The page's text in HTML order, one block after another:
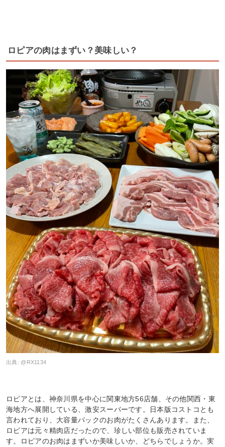
ロピアの肉はまずい？美味しい？
出典: @RX1134
ロピアとは、神奈川県を中心に関東地方56店舗、その他関西・東
海地方へ展開している、激安スーパーです。日本版コストコとも
言われており、大容量パックのお肉がたくさんあります。また、
ロピアは元々精肉店だったので、珍しい部位も販売されていま
す。ロピアのお肉はまずいか美味しいか、どちらでしょうか。実